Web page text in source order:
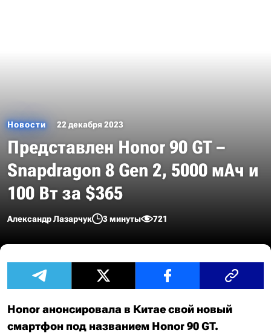
Новости 22 декабря 2023
Представлен Honor 90 GT –
Snapdragon 8 Gen 2, 5000 мАч и
100 Вт за $365
Александр Лазарчук 3 минуты 721
Honor анонсировала в Китае свой новый
смартфон под названием Honor 90 GT.